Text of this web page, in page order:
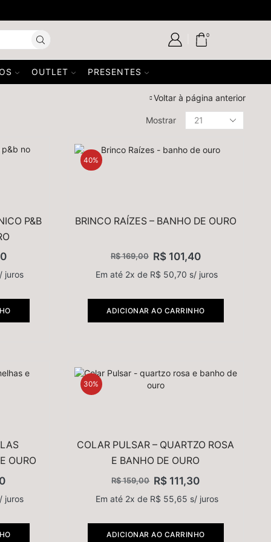
0
OUTLET PRESENTES
Voltar à página anterior
Mostrar
Produtos
por
P&B
juros
40%
BRINCO RAÍZES – BANHO DE OURO
R$169,00 R$101,40
Em até 2x de R$ 50,70 s/ juros
ADICIONAR AO CARRINHO
OURO
juros
30%
COLAR PULSAR – QUARTZO ROSA
E BANHO DE OURO
R$159,00 R$ 111,30
Em até 2x de R$ 55,65 s/ juros
ADICIONAR AO CARRINHO
FILTRAR POR PREÇO
FILTRAR
FILTRAR POR PEDRAS
Pedra Estrela (2)
Quartzo Rosa (2)
RUTILO (1)
Sodalita (3)
Turquesa (1)
PRODUTOS EM DESTAQUE